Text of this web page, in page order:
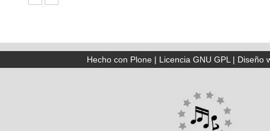
Hecho con Plone| Licencia GNU GPL| Diseño